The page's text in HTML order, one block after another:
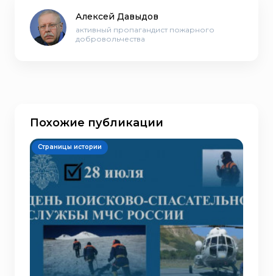
Алексей Давыдов
активный пропагандист пожарного
добровольчества
Похожие публикации
Страницы истории